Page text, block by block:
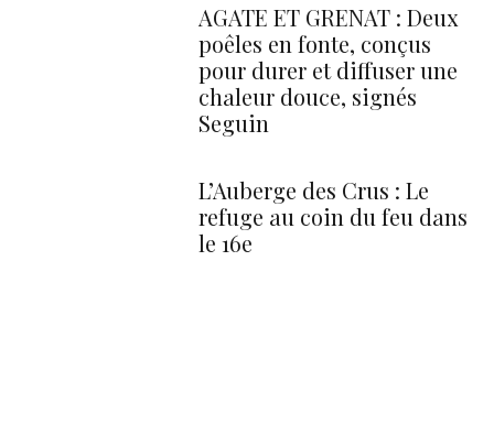
AGATE ET GRENAT : Deux
poêles en fonte, conçus
pour durer et diffuser une
chaleur douce, signés
Seguin
L’Auberge des Crus : Le
refuge au coin du feu dans
le 16e